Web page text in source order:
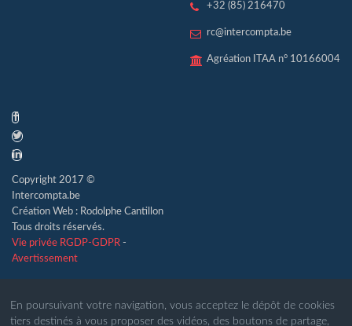
+32 (85) 216470
rc@intercompta.be
Agréation ITAA n° 10166004
En poursuivant votre navigation, vous acceptez le dépôt de cookies
tiers destinés à vous proposer des vidéos, des boutons de partage,
Copyright 2017 ©
Intercompta.be
Création Web : Rodolphe Cantillon
Tous droits réservés.
Vie privée RGDP-GDPR -
Avertissement